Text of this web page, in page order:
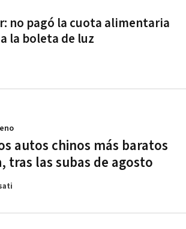
no pagó la cuota alimentaria
la boleta de luz
autos chinos más baratos
tras las subas de agosto